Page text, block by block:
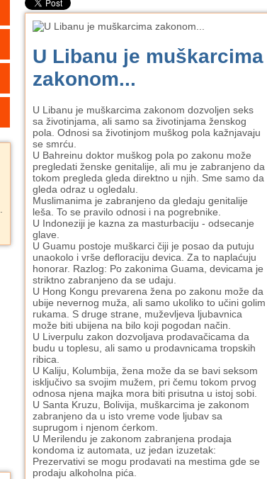
U Libanu je muškarcima
zakonom...
U Libanu je muškarcima zakonom dozvoljen seks
sa životinjama, ali samo sa životinjama ženskog
pola. Odnosi sa životinjom muškog pola kažnjavaju
se smrću.
U Bahreinu doktor muškog pola po zakonu može
pregledati ženske genitalije, ali mu je zabranjeno da
tokom pregleda gleda direktno u njih. Sme samo da
gleda odraz u ogledalu.
Muslimanima je zabranjeno da gledaju genitalije
leša. To se pravilo odnosi i na pogrebnike.
U Indoneziji je kazna za masturbaciju - odsecanje
glave.
U Guamu postoje muškarci čiji je posao da putuju
unaokolo i vrše defloraciju devica. Za to naplaćuju
honorar. Razlog: Po zakonima Guama, devicama je
striktno zabranjeno da se udaju.
U Hong Kongu prevarena žena po zakonu može da
ubije nevernog muža, ali samo ukoliko to učini golim
rukama. S druge strane, muževljeva ljubavnica
može biti ubijena na bilo koji pogodan način.
U Liverpulu zakon dozvoljava prodavačicama da
budu u toplesu, ali samo u prodavnicama tropskih
ribica.
U Kaliju, Kolumbija, žena može da se bavi seksom
isključivo sa svojim mužem, pri čemu tokom prvog
odnosa njena majka mora biti prisutna u istoj sobi.
U Santa Kruzu, Bolivija, muškarcima je zakonom
zabranjeno da u isto vreme vode ljubav sa
suprugom i njenom ćerkom.
U Merilendu je zakonom zabranjena prodaja
kondoma iz automata, uz jedan izuzetak:
Prezervativi se mogu prodavati na mestima gde se
prodaju alkoholna pića.